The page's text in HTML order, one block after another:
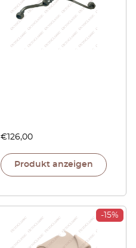
€ 126,00
Produkt anzeigen
-15%